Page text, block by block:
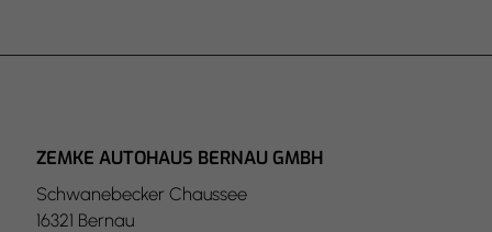
ZEMKE AUTOHAUS BERNAU GMBH
Schwanebecker Chaussee
16321 Bernau